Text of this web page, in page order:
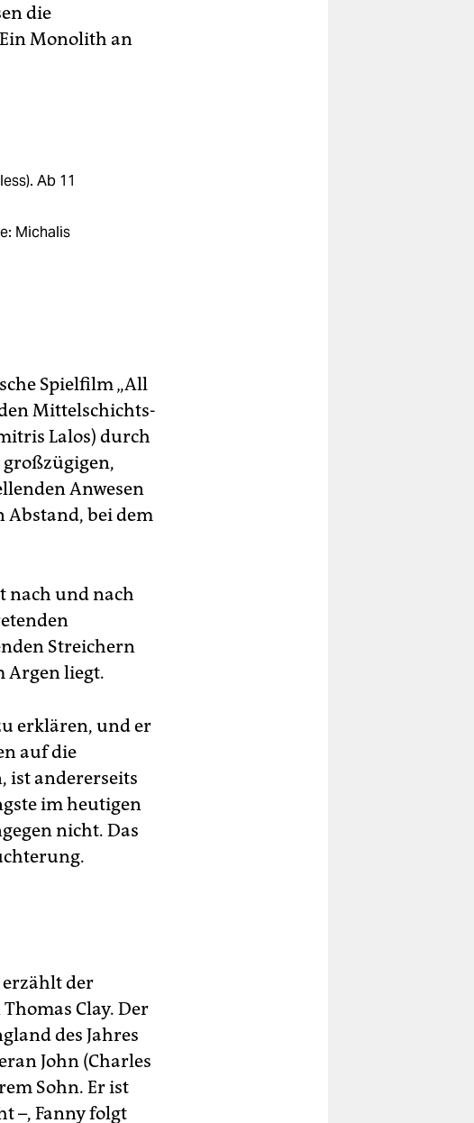
die
Ein Monolith an
Ab 11
Michalis
Ab 11 Euro
Spielfilm „All
Mittelschichts-
Lalos) durch
großzügigen,
Anwesen
Abstand, bei dem
nach und nach
Streichern
Argen liegt.
erklären, und er
auf die
ist andererseits
im heutigen
nicht. Das
erzählt der
Clay. Der
des Jahres
John (Charles
Sohn. Er ist
–, Fanny folgt